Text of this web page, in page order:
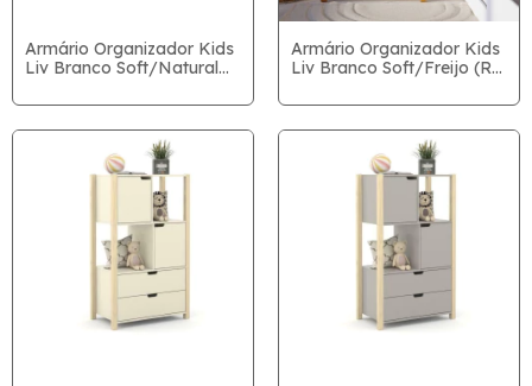
Armário Organizador Kids
Liv Branco Soft/Natural
Armário Organizador Kids
Liv Branco Soft/Freijo (Ref